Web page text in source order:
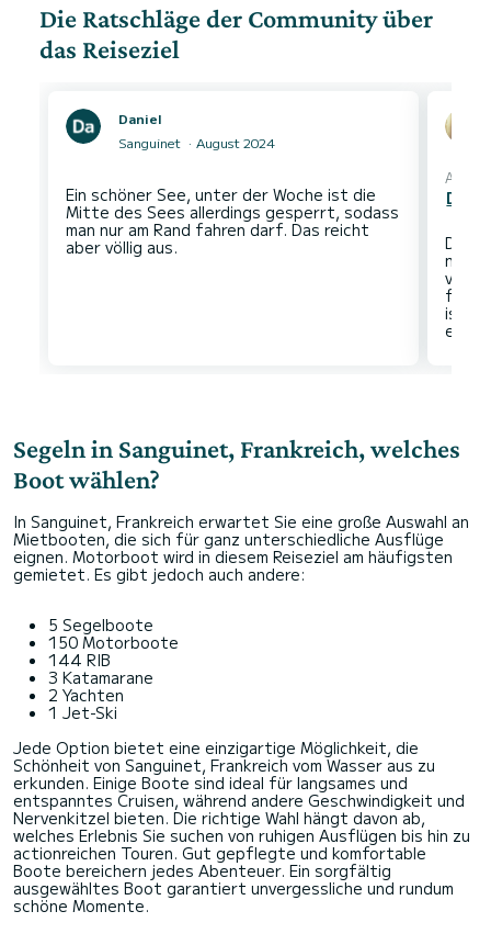
Die Ratschläge der Community über
das Reiseziel
Daniel
Sanguinet
August 2024
Ein schöner See, unter der Woche ist die
Mitte des Sees allerdings gesperrt, sodass
man nur am Rand fahren darf. Das reicht
Den
Der
nicht
flach!
ist
Segeln in Sanguinet, Frankreich, welches
Boot wählen?
In Sanguinet, Frankreich erwartet Sie eine große Auswahl an
Mietbooten, die sich für ganz unterschiedliche Ausflüge
eignen. Motorboot wird in diesem Reiseziel am häufigsten
gemietet. Es gibt jedoch auch andere:
5 Segelboote
150 Motorboote
144 RIB
3 Katamarane
2 Yachten
1 Jet-Ski
Jede Option bietet eine einzigartige Möglichkeit, die
Schönheit von Sanguinet, Frankreich vom Wasser aus zu
erkunden. Einige Boote sind ideal für langsames und
entspanntes Cruisen, während andere Geschwindigkeit und
Nervenkitzel bieten. Die richtige Wahl hängt davon ab,
welches Erlebnis Sie suchen von ruhigen Ausflügen bis hin zu
actionreichen Touren. Gut gepflegte und komfortable
Boote bereichern jedes Abenteuer. Ein sorgfältig
ausgewähltes Boot garantiert unvergessliche und rundum
schöne Momente.